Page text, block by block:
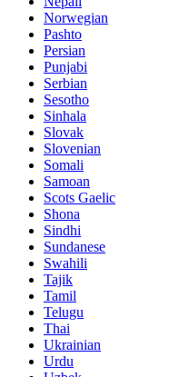
Norwegian
Pashto
Persian
Punjabi
Serbian
Sesotho
Sinhala
Slovak
Slovenian
Somali
Samoan
Scots Gaelic
Shona
Sindhi
Sundanese
Swahili
Tajik
Tamil
Telugu
Thai
Ukrainian
Urdu